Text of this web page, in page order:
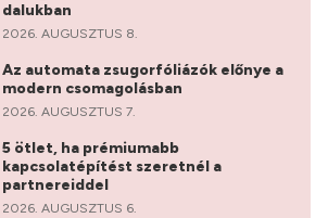
dalukban
2026. AUGUSZTUS 8.
Az automata zsugorfóliázók előnye a
modern csomagolásban
2026. AUGUSZTUS 7.
5 ötlet, ha prémiumabb
kapcsolatépítést szeretnél a
partnereiddel
2026. AUGUSZTUS 6.